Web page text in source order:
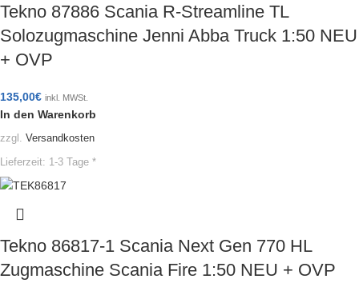
Tekno 87886 Scania R-Streamline TL
Solozugmaschine Jenni Abba Truck 1:50 NEU
+ OVP
135,00€ inkl. MWSt.
In den Warenkorb
zzgl. Versandkosten
Lieferzeit: 1-3 Tage *
Tekno 86817-1 Scania Next Gen 770 HL
Zugmaschine Scania Fire 1:50 NEU + OVP